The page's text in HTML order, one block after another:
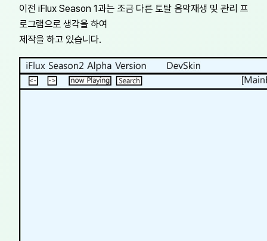
이전 iFlux Season 1과는 조금 다른 토탈 음악재생 및 관리 프
로그램으로 생각을 하여
제작을 하고 있습니다.